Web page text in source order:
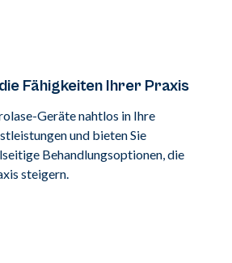
Fähigkeiten Ihrer Praxis
Geräte nahtlos in Ihre
und bieten Sie
Behandlungsoptionen, die
steigern.